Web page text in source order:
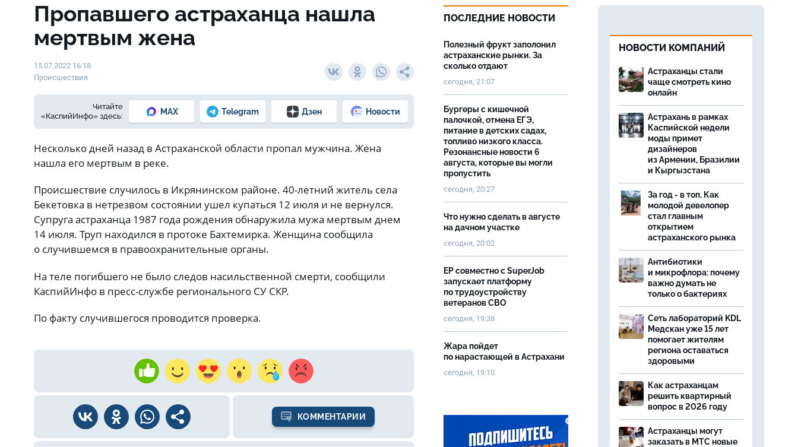
Пропавшего астраханца нашла
мертвым жена
15.07.2022 16:18
Происшествия
Читайте
«КаспийИнфо» здесь:
MAX Telegram Дзен Новости
Несколько дней назад в Астраханской области пропал мужчина. Жена
нашла его мертвым в реке.
Происшествие случилось в Икрянинском районе. 40-летний житель села
Бекетовка в нетрезвом состоянии ушел купаться 12 июля и не вернулся.
Супруга астраханца 1987 года рождения обнаружила мужа мертвым днем
14 июля. Труп находился в протоке Бахтемирка. Женщина сообщила
о случившемся в правоохранительные органы.
На теле погибшего не было следов насильственной смерти, сообщили
КаспийИнфо в пресс-службе регионального СУ СКР.
По факту случившегося проводится проверка.
КОММЕНТАРИИ
ПОСЛЕДНИЕ НОВОСТИ
Полезный фрукт заполонил
астраханские рынки. За
сколько отдают
сегодня, 21:07
Бургеры с кишечной
палочкой, отмена ЕГЭ,
питание в детских садах,
топливо низкого класса.
Резонансные новости 6
августа, которые вы могли
пропустить
сегодня, 20:27
Что нужно сделать в августе
на дачном участке
сегодня, 20:02
ЕР совместно с SuperJob
запускает платформу
по трудоустройству
ветеранов СВО
сегодня, 19:38
Жара пойдет
по нарастающей в Астрахани
сегодня, 19:10
НОВОСТИ КОМПАНИЙ
Астраханцы стали
чаще смотреть кино
онлайн
Астрахань в рамках
Каспийской недели
моды примет
дизайнеров
из Армении, Бразилии
и Кыргызстана
За год - в топ. Как
молодой девелопер
стал главным
открытием
астраханского рынка
Антибиотики
и микрофлора: почему
важно думать не
только о бактериях
Сеть лабораторий KDL
Медскан уже 15 лет
помогает жителям
региона оставаться
здоровыми
Как астраханцам
решить квартирный
вопрос в 2026 году
Астраханцы могут
заказать в МТС новые